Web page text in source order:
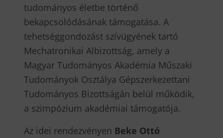
tudományos életbe történő
bekapcsolódásának támogatása. A
tehetséggondozást szívügyének tartó
Mechatronikai Albizottság, amely a
Magyar Tudományos Akadémia Műszaki
Tudományok Osztálya Gépszerkezettani
Tudományos Bizottságán belül működik,
a szimpózium akadémiai támogatója.
Az idei rendezvényen Beke Ottó